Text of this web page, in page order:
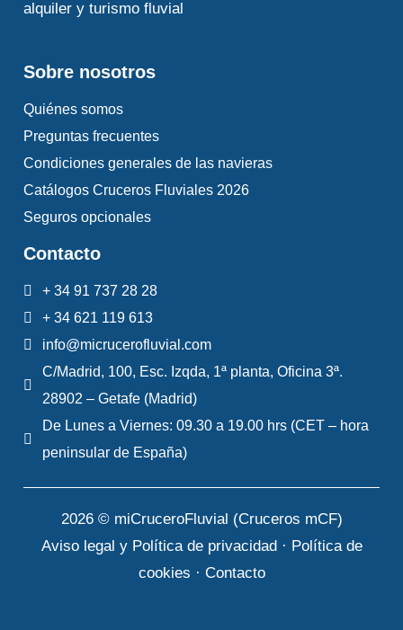
alquiler y turismo fluvial
Sobre nosotros
Quiénes somos
Preguntas frecuentes
Condiciones generales de las navieras
Catálogos Cruceros Fluviales 2026
Seguros opcionales
Contacto
+ 34 91 737 28 28
+ 34 621 119 613
info@micrucerofluvial.com
C/Madrid, 100, Esc. Izqda, 1ª planta, Oficina 3ª.
28902 – Getafe (Madrid)
De Lunes a Viernes: 09.30 a 19.00 hrs (CET – hora
peninsular de España)
2026 © miCruceroFluvial (Cruceros mCF)
Aviso legal y Política de privacidad· Política de
cookies · Contacto